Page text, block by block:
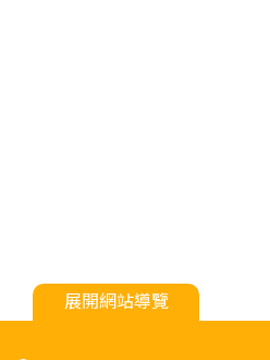
展開網站導覽